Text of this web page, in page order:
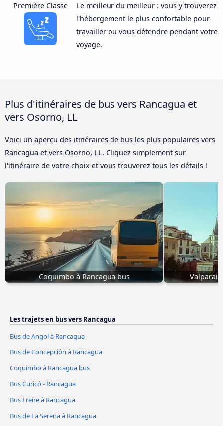
Première Classe
Le meilleur du meilleur : vous y trouverez
l'hébergement le plus confortable pour
travailler ou vous détendre pendant votre
voyage.
Plus d'itinéraires de bus vers Rancagua et
vers Osorno, LL
Voici un aperçu des itinéraires de bus les plus populaires vers
Rancagua et vers Osorno, LL. Cliquez simplement sur
l'itinéraire de votre choix et vous trouverez tous les détails !
Coquimbo à Rancagua bus
Les trajets en bus vers Rancagua
Bus de Angol à Rancagua
Bus de Concepción à Rancagua
Coquimbo à Rancagua bus
Bus Curicó - Rancagua
Bus Freire à Rancagua
Bus de La Serena à Rancagua